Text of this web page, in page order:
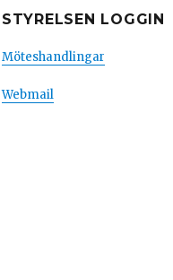
STYRELSEN LOGGIN
Möteshandlingar
Webmail